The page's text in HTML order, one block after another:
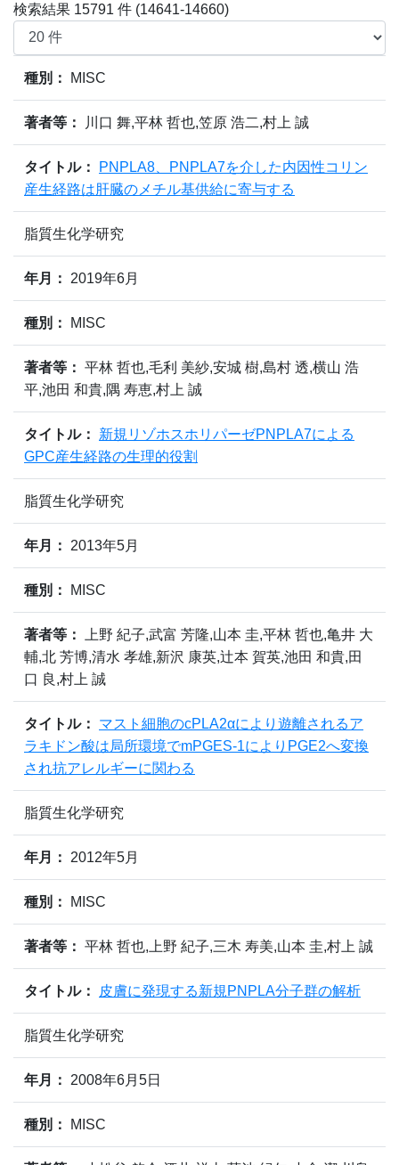
検索結果 15791 件 (14641-14660)
種別：
MISC
著者等： 川口 舞,平林 哲也,笠原 浩二,村上 誠
タイトル：
PNPLA8、PNPLA7を介した内因性コリン
産生経路は肝臓のメチル基供給に寄与する
脂質生化学研究
年月： 2019年6月
種別： MISC
著者等： 平林 哲也,毛利 美紗,安城 樹,島村 透,横山 浩
平,池田 和貴,隅 寿恵,村上 誠
タイトル：
新規リゾホスホリパーゼPNPLA7による
GPC産生経路の生理的役割
脂質生化学研究
年月： 2013年5月
種別： MISC
著者等：
上野 紀子,武富 芳隆,山本 圭,平林 哲也,亀井 大
輔,北 芳博,清水 孝雄,新沢 康英,辻本 賀英,池田 和貴,田
口 良,村上 誠
タイトル：
マスト細胞のcPLA2αにより遊離されるア
ラキドン酸は局所環境でmPGES-1によりPGE2へ変換
され抗アレルギーに関わる
脂質生化学研究
年月： 2012年5月
種別： MISC
著者等： 平林 哲也,上野 紀子,三木 寿美,山本 圭,村上 誠
タイトル： 皮膚に発現する新規PNPLA分子群の解析
脂質生化学研究
年月： 2008年6月5日
種別： MISC